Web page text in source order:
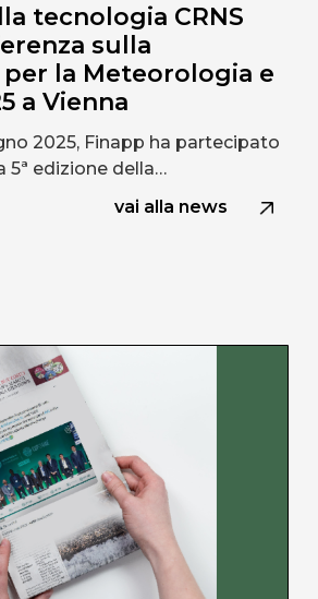
tecnologia CRNS
sulla
la Meteorologia e
a Vienna
2025, Finapp ha partecipato
5ª edizione della…
vai alla news